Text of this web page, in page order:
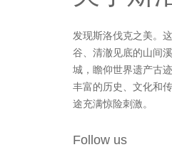
发现斯洛伐克之美。
谷、清澈见底的山间
城，瞻仰世界遗产古
丰富的历史、文化和
途充满惊险刺激。
Follow us